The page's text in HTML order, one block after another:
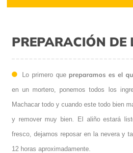
PREPARACIÓN DE
Lo primero quepreparamos es el
en un mortero, ponemos todos los
Machacar todo y cuando este todo bien
y remover muy bien. El aliño estará
fresco, dejamos reposar en la nevera y
12 horas aproximadamente.